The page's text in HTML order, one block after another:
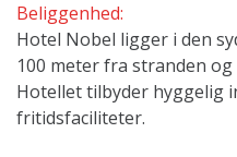
​​​​Beliggenhed:
Hotel Nobel ligger i den
100 meter fra stranden
Hotellet tilbyder hyggelig
fritidsfaciliteter.